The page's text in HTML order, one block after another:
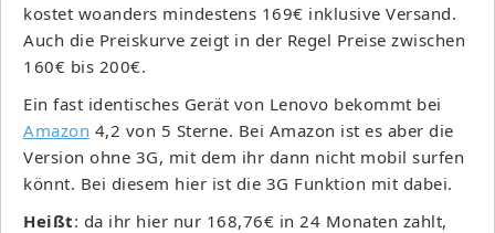
kostet woanders mindestens 169€ inklusive Versand.
Auch die Preiskurve zeigt in der Regel Preise zwischen
160€ bis 200€.
Ein fast identisches Gerät von Lenovo bekommt bei
Amazon 4,2 von 5 Sterne. Bei Amazon ist es aber die
Version ohne 3G, mit dem ihr dann nicht mobil surfen
könnt. Bei diesem hier ist die 3G Funktion mit dabei.
Heißt: da ihr hier nur 168,76€ in 24 Monaten zahlt,